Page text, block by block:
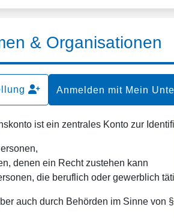
& Organisationen
Anmelden mit Mein
ist ein zentrales Konto zur
denen ein Recht zustehen kann
die beruflich oder gewerblich
auch durch Behörden im Sinne von